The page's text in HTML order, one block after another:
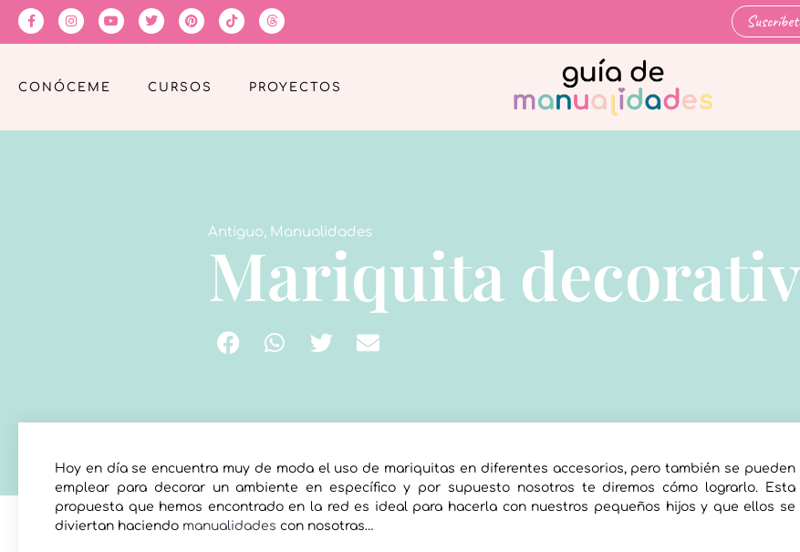
CONÓCEME CURSOS PROYECTOS
Antiguo, Manualidades
Mariquita
Hoy en día se encuentra muy de moda el uso de mariquitas en diferentes accesorios, pero también se pueden
emplear para decorar un ambiente en específico y por supuesto nosotros te diremos cómo lograrlo. Esta
propuesta que hemos encontrado en la red es ideal para hacerla con nuestros pequeños hijos y que ellos se
diviertan haciendo manualidades con nosotras…